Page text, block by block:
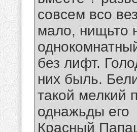
совсем всо
мало, нищьто
без лифт.
них быль.
такой мелкий
однажьды его
Красный